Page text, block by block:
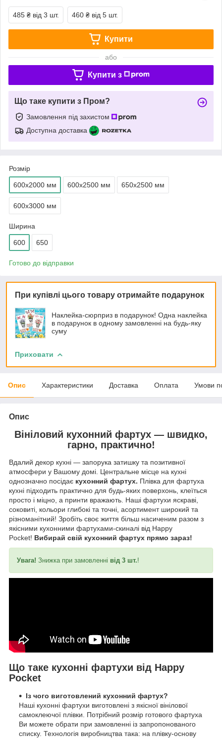
485 ₴ від 3 шт. 460 ₴ від 5 шт.
Купити
або
Купити з
Що таке купити з Пром?
Замовлення під захистом
Доступна доставка
Розмір
600х2000 мм 600х2500 мм 650х2500 мм
600х3000 мм
Ширина
600 650
Готово до відправки
При купівлі цього товару отримайте подарунок
Наклейка-сюрприз в подарунок! Одна наклейка
в подарунок в одному замовленні на будь-яку
суму
Приховати
Опис Характеристики Доставка Оплата Умови
Опис
Вініловий кухонний фартух — швидко,
гарно, практично!
Вдалий декор кухні — запорука затишку та позитивної
атмосфери у Вашому домі. Центральне місце на кухні
однозначно посідає кухонний фартух. Плівка для фартуха
кухні підходить практично для будь-яких поверхонь, клеїться
просто і міцно, а принти вражають. Наші фартухи яскраві,
соковиті, кольори глибокі та точні, асортимент широкий та
різноманітний! Зробіть своє життя більш насиченим разом з
якісними кухонними фартухами-скиналі від Happy
Pocket! Вибирай свій кухонний фартух прямо зараз!
Увага! Знижка при замовленні від 3 шт.!
Що таке кухонні фартухи від Happy
Pocket
Із чого виготовлений кухонний фартух?
Наші кухонні фартухи виготовлені з якісної вінілової
самоклеючої плівки. Потрібний розмір готового фартуха
Ви можете обрати при замовленні із запропонованого
списку. Технологія виробництва така: на плівку-основу